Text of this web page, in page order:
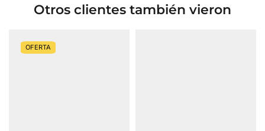
Otros clientes también vieron
OFERTA